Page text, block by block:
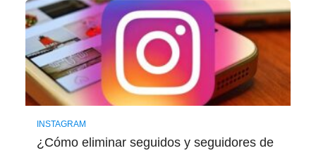
INSTAGRAM
¿Cómo eliminar seguidos y seguidores de